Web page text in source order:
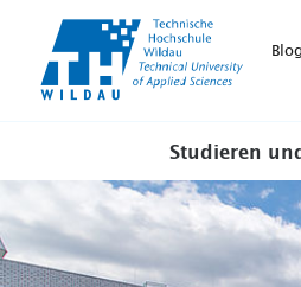
Wildau
Studieren